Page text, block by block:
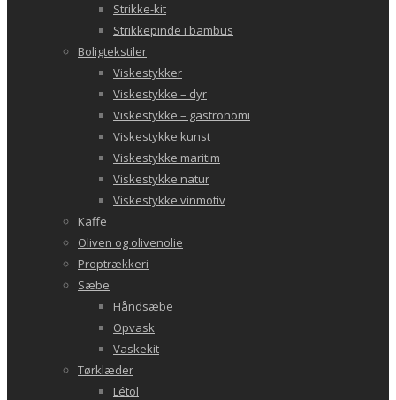
Strikke-kit
Strikkepinde i bambus
Boligtekstiler
Viskestykker
Viskestykke – dyr
Viskestykke – gastronomi
Viskestykke kunst
Viskestykke maritim
Viskestykke natur
Viskestykke vinmotiv
Kaffe
Oliven og olivenolie
Proptrækkeri
Sæbe
Håndsæbe
Opvask
Vaskekit
Tørklæder
Létol